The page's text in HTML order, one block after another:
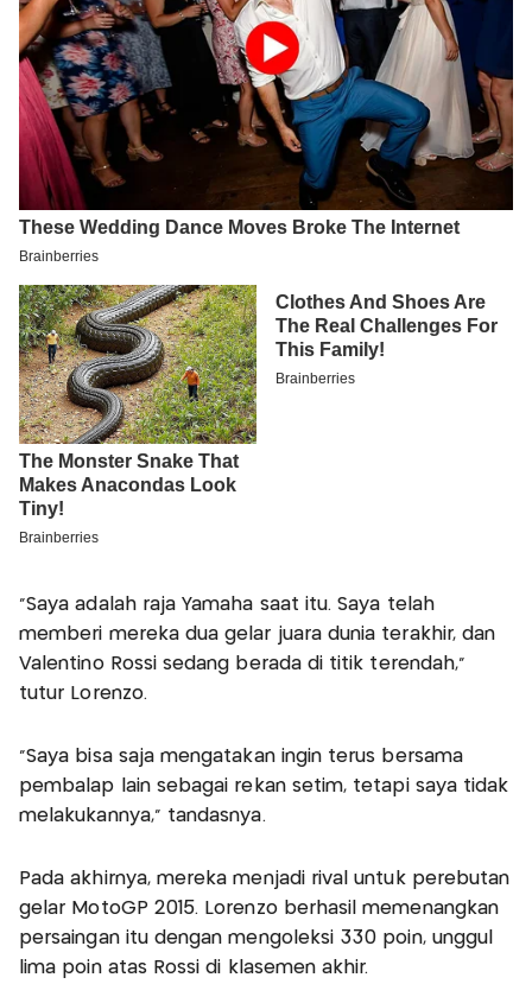
"Saya adalah raja Yamaha saat itu. Saya telah
memberi mereka dua gelar juara dunia terakhir, dan
Valentino Rossi sedang berada di titik terendah,"
tutur Lorenzo.
"Saya bisa saja mengatakan ingin terus bersama
pembalap lain sebagai rekan setim, tetapi saya tidak
melakukannya," tandasnya.
Pada akhirnya, mereka menjadi rival untuk perebutan
gelar MotoGP 2015. Lorenzo berhasil memenangkan
persaingan itu dengan mengoleksi 330 poin, unggul
lima poin atas Rossi di klasemen akhir.